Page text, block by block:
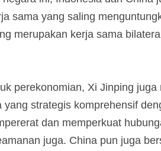
sama yang saling
merupakan kerja sama
perekonomian, Xi Jinping
strategis komprehensif
dan memperkuat
juga. China pun juga